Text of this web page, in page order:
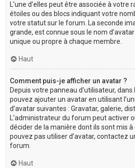
L’une d’elles peut être associée à
étoiles ou des blocs indiquant votre
votre statut sur le forum. La seconde
grande, est connue sous le nom
unique ou propre à chaque membre.
Haut
Comment puis-je afficher un avatar ?
Depuis votre panneau d’utilisateur, dans
pouvez ajouter un avatar en utilisant
d’avatar suivantes : Gravatar, galerie,
L’administrateur du forum peut activer
décider de la manière dont ils sont mis à
pouvez pas utiliser d’avatar, contactez
forum.
Haut